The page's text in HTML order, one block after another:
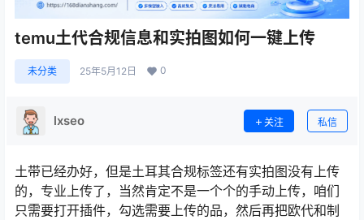
temu土代合规信息和实拍图如何一键上传
未分类 25年5月12日 0
lxseo 关注 私信
土带已经办好，但是土耳其合规标签还有实拍图没有上传
的，专业上传了，当然肯定不是一个个的手动上传，咱们
只需要打开插件，勾选需要上传的品，然后再把欧代和制